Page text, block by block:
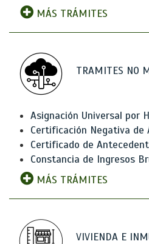
MÁS TRÁMITES
TRAMITES NO
Asignación Universal por
Certificación Negativa de
Certificado de
Constancia de Ingresos
MÁS TRÁMITES
VIVIENDA E